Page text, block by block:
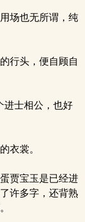
场也无所谓，纯
行头，便自顾自
进士相公，也好
衣裳。
贾宝玉是已经进
许多字，还背熟